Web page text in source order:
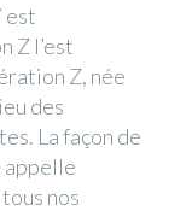
est
Z l’est
Z, née
des
La façon de
appelle
nos